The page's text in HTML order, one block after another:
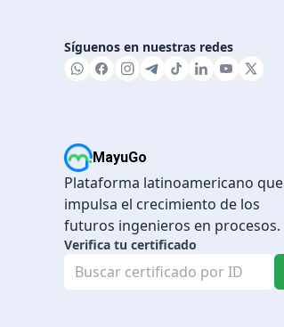
Síguenos en nuestras redes
MayuGo
Plataforma latinoamericano que
impulsa el crecimiento de los
futuros ingenieros en procesos.
Verifica tu certificado